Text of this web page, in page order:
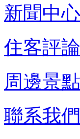
新聞中心
住客評論
周邊景點
聯系我們